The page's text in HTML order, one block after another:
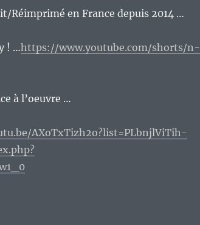
Réimprimé en France depuis 2014 …
! …https://www.youtube.com/shorts/n-
à l’oeuvre …
AXoTxTizh2o?list=PLbnjlViTih-